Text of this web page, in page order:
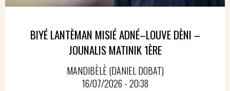
BIYÉ LANTÈMAN MISIÉ ADNÉ–LOUVE DÈNI –
JOUNALIS MATINIK 1ÈRE
MANDIBÈLÈ (DANIEL DOBAT)
16/07/2026 - 20:38